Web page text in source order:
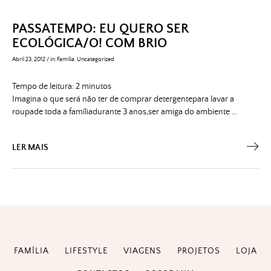
PASSATEMPO: EU QUERO SER
ECOLÓGICA/O! COM BRIO
Abril 23, 2012/in: Família Uncategorized
Tempo de leitura:2 minutos
Imagina o que será não ter de comprar detergentepara lavar a
roupade toda a famíliadurante 3 anos,ser amiga do ambiente …
LER MAIS
FAMÍLIA LIFESTYLE VIAGENS PROJETOS LOJA